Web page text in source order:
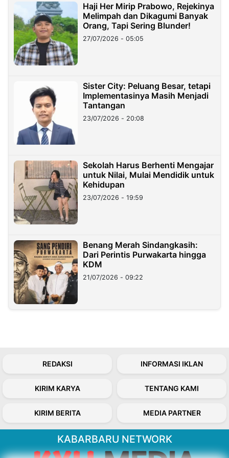
Haji Her Mirip Prabowo, Rejekinya
Melimpah dan Dikagumi Banyak
Orang, Tapi Sering Blunder!
27/07/2026 - 05:05
Sister City: Peluang Besar, tetapi
Implementasinya Masih Menjadi
Tantangan
23/07/2026 - 20:08
Sekolah Harus Berhenti Mengajar
untuk Nilai, Mulai Mendidik untuk
Kehidupan
23/07/2026 - 19:59
Benang Merah Sindangkasih:
Dari Perintis Purwakarta hingga
KDM
21/07/2026 - 09:22
REDAKSI INFORMASI IKLAN
KIRIM KARYA TENTANG KAMI
KIRIM BERITA MEDIA PARTNER
KABARBARU NETWORK